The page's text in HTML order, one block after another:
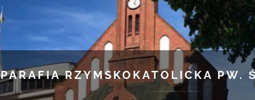
PARAFIA RZYMSKOKATOLICKA PW.